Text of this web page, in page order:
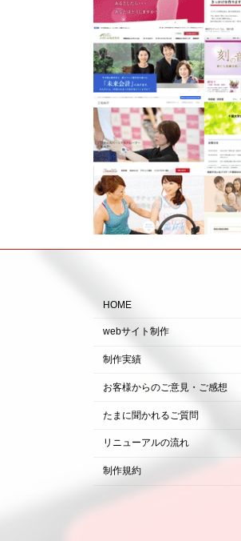
HOME
webサイト制作
制作実績
お客様からのご意見・ご感想
たまに聞かれるご質問
リニューアルの流れ
制作規約